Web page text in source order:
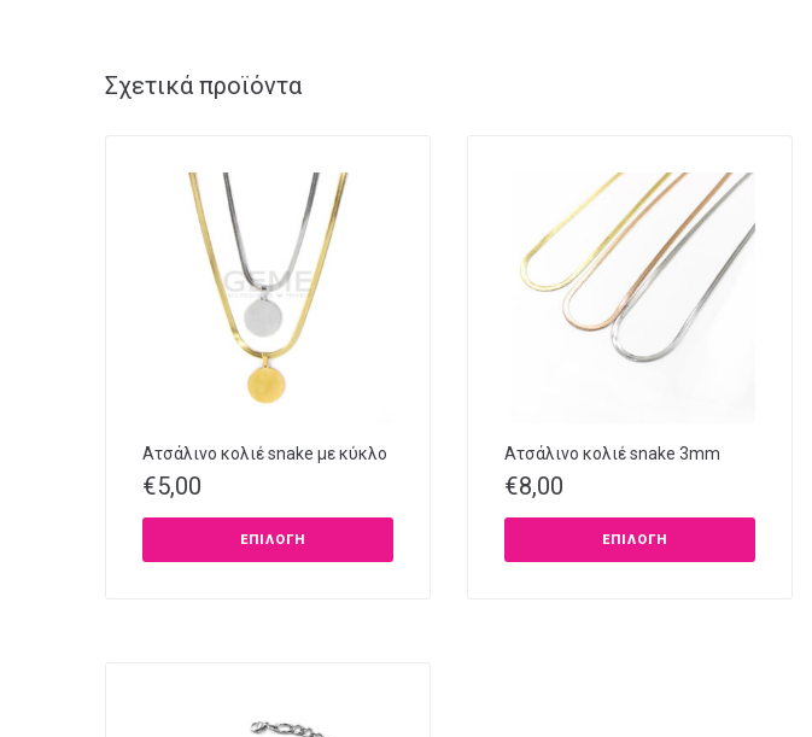
Σχετικά προϊόντα
Ατσάλινο κολιέ snake με κύκλο
€5,00
ΕΠΙΛΟΓΉ
Ατσάλινο κολιέ snake 3mm
€8,00
ΕΠΙΛΟΓΉ